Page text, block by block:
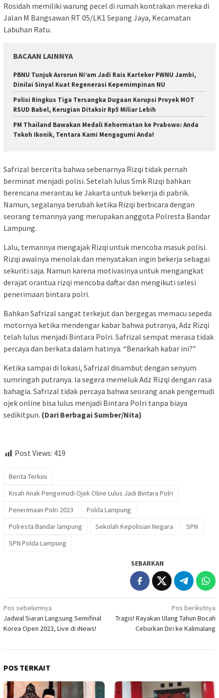
Rosidah memiliki warung pecel di rumah kontrakan mereka di
Jalan M Bangsawan RT 05/LK1 Sepang Jaya, Kecamatan
Labuhan Ratu.
BACAAN LAINNYA
PBNU Tunjuk Asrorun Ni’am Jadi Rais Karteker PWNU Jambi,
Dinilai Sinyal Kuat Regenerasi Kepemimpinan NU
Polisi Ringkus Tiga Tersangka Dugaan Korupsi Proyek MOT
RSUD Babel, Kerugian Ditaksir Rp5 Miliar Lebih
PM Thailand Bawakan Medali Kehormatan ke Prabowo: Anda
Tokoh Ikonik, Tentara Kami Mengagumi Anda!
Safrizal bercerita bahwa sebenarnya Rizqi tidak pernah
berminat menjadi polisi. Setelah lulus Smk Rizqi bahkan
berencana merantau ke Jakarta untuk bekerja di pabrik.
Namun, segalanya berubah ketika Rizqi berbicara dengan
seorang temannya yang merupakan anggota Polresta Bandar
Lampung.
Lalu, temannya mengajak Rizqi untuk mencoba masuk polisi.
Rizqi awalnya menolak dan menyatakan ingin bekerja sebagai
sekuriti saja. Namun karena motivasinya untuk mengangkat
derajat orantua rizqi mencoba daftar dan mengikuti selesi
penerimaan bintara polri.
Bahkan Safrizal sangat terkejut dan bergegas memacu sepeda
motornya ketika mendengar kabar bahwa putranya, Adz Rizqi
telah lulus menjadi Bintara Polri. Safrizal sempat merasa tidak
percaya dan berkata dalam hatinya. “Benarkah kabar ini?”
Ketika sampai di lokasi, Safrizal disambut dengan senyum
sumringah putranya. Ia segera memeluk Adz Rizqi dengan rasa
bahagia. Safrizal tidak percaya bahwa seorang anak pengemudi
ojek online bisa lulus menjadi Bintara Polri tanpa biaya
sedikitpun. (Dari Berbagai Sumber/Nita)
Post Views: 419
Berita Terkini
Kisah Anak Pengemudi Ojek Oline Lulus Jadi Bintara Polri
Penerimaan Polri 2023
Polda Lampung
Polresta Bandar lampung
Sekolah Kepolisian Negara
SPN
SPN Polda Lampung
SEBARKAN
Navigasi
pos
Pos sebelumnya
Jadwal Siaran Langsung Semifinal
Korea Open 2023, Live di iNews!
Pos berikutnya
Tragis! Rayakan Ulang Tahun Bocah
Ceburkan Diri ke Kalimalang
POS TERKAIT